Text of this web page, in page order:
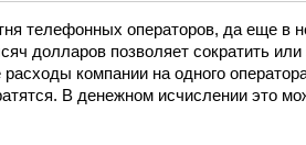
телефонных операторов, да еще в
долларов позволяет сократить
компании на одного
В денежном исчислении это